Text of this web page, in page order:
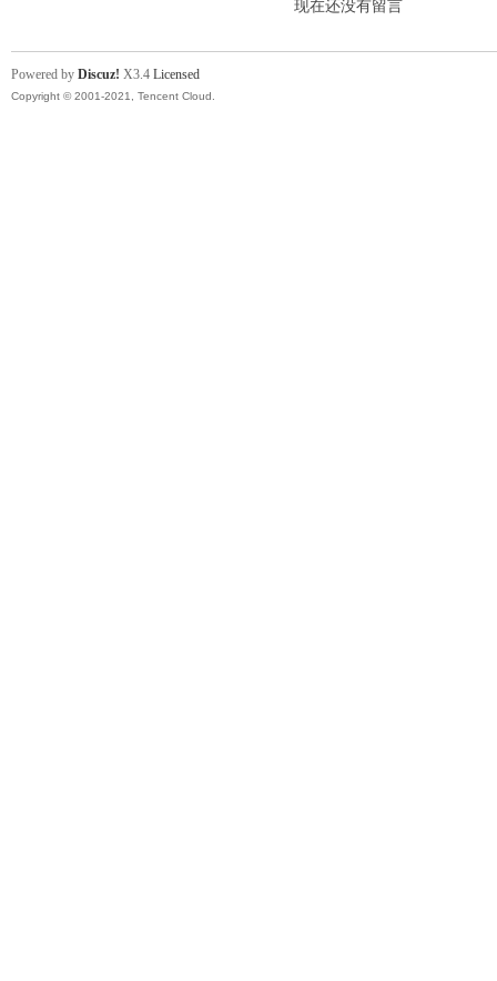
现在还没有留言
Powered by Discuz! X3.4 Licensed
Copyright © 2001-2021, Tencent Cloud.